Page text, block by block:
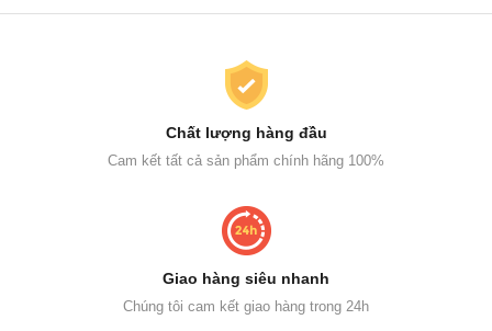
Chất lượng hàng đầu
Cam kết tất cả sản phẩm chính hãng 100%
Giao hàng siêu nhanh
Chúng tôi cam kết giao hàng trong 24h